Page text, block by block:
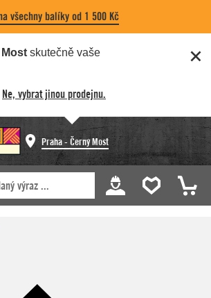
všechny balíky od 1 500 Kč
Most skutečně vaše
Ne, vybrat jinou prodejnu.
Praha - Černý Most